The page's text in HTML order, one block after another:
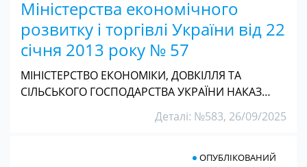
Міністерства економічного
розвитку і торгівлі України від 22
січня 2013 року № 57
МІНІСТЕРСТВО ЕКОНОМІКИ, ДОВКІЛЛЯ ТА
СІЛЬСЬКОГО ГОСПОДАРСТВА УКРАЇНИ НАКАЗ…
Деталі: №583, 26/09/2025
ОПУБЛІКОВАНИЙ